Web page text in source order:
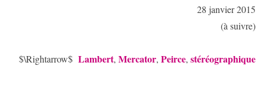
28 janvier 2015
(à suivre)
$\Rightarrow$ Lambert, Mercator, Peirce, stéréographique